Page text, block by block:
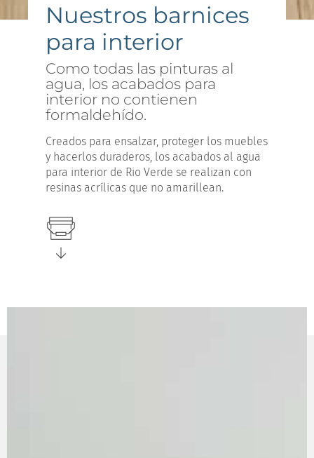
Nuestros barnices
para interior
Como todas las pinturas al
agua, los acabados para
interior no contienen
formaldehído.
Creados para ensalzar, proteger los muebles
y hacerlos duraderos, los acabados al agua
para interior de Rio Verde se realizan con
resinas acrílicas que no amarillean.